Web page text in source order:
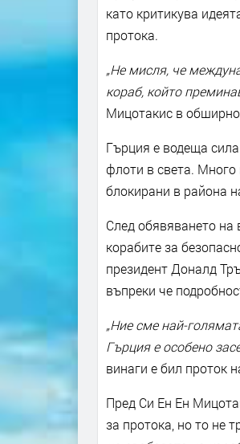
като критикува
протока.
„Не мисля, че
кораб, който
Мицотакис в
Гърция е водеща
флоти в света. Много
блокирани в района
След обявяването
корабите за
президент Доналд
въпреки че
„Ние сме най-
Гърция е особено
винаги е бил проток
Пред Си Ен Ен
за протока, но то не